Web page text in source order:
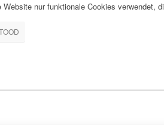
nur funktionale Cookies verwendet,